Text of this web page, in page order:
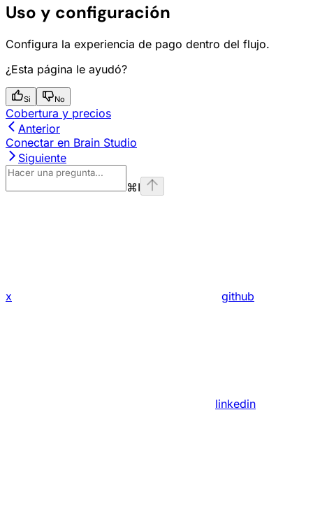
Uso y configuración
Configura la experiencia de pago dentro del flujo.
¿Esta página le ayudó?
Si No
Cobertura y precios
Anterior
Conectar en Brain Studio
Siguiente
⌘I
x github
linkedin